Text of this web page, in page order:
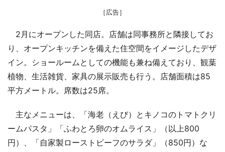
［広告］
2月にオープンした同店。店舗は同事務所と隣接してお
り、オープンキッチンを備えた住空間をイメージしたデザ
イン。ショールームとしての機能も兼ね備えており、観葉
植物、生活雑貨、家具の展示販売も行う。店舗面積は85
平方メートル。席数は25席。
主なメニューは、「海老（えび）とキノコのトマトクリ
ームパスタ」「ふわとろ卵のオムライス」（以上800
円）、「自家製ローストビーフのサラダ」（850円）な